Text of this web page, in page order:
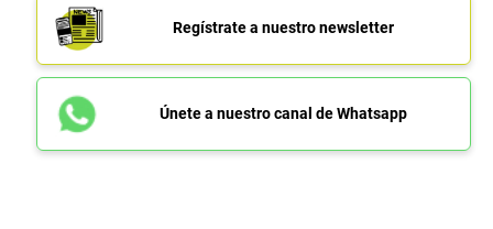
Regístrate a nuestro newsletter
Únete a nuestro canal de Whatsapp